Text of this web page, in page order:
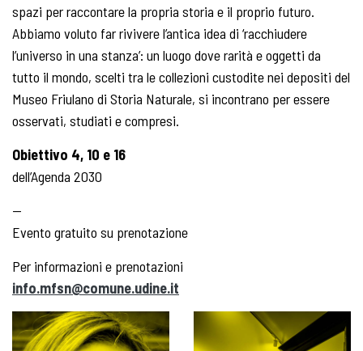
spazi per raccontare la propria storia e il proprio futuro.
Abbiamo voluto far rivivere l’antica idea di ‘racchiudere
l’universo in una stanza’: un luogo dove rarità e oggetti da
tutto il mondo, scelti tra le collezioni custodite nei depositi del
Museo Friulano di Storia Naturale, si incontrano per essere
osservati, studiati e compresi.
Obiettivo 4, 10 e 16
dell’Agenda 2030
—
Evento gratuito su prenotazione
Per informazioni e prenotazioni
info.mfsn@comune.udine.it